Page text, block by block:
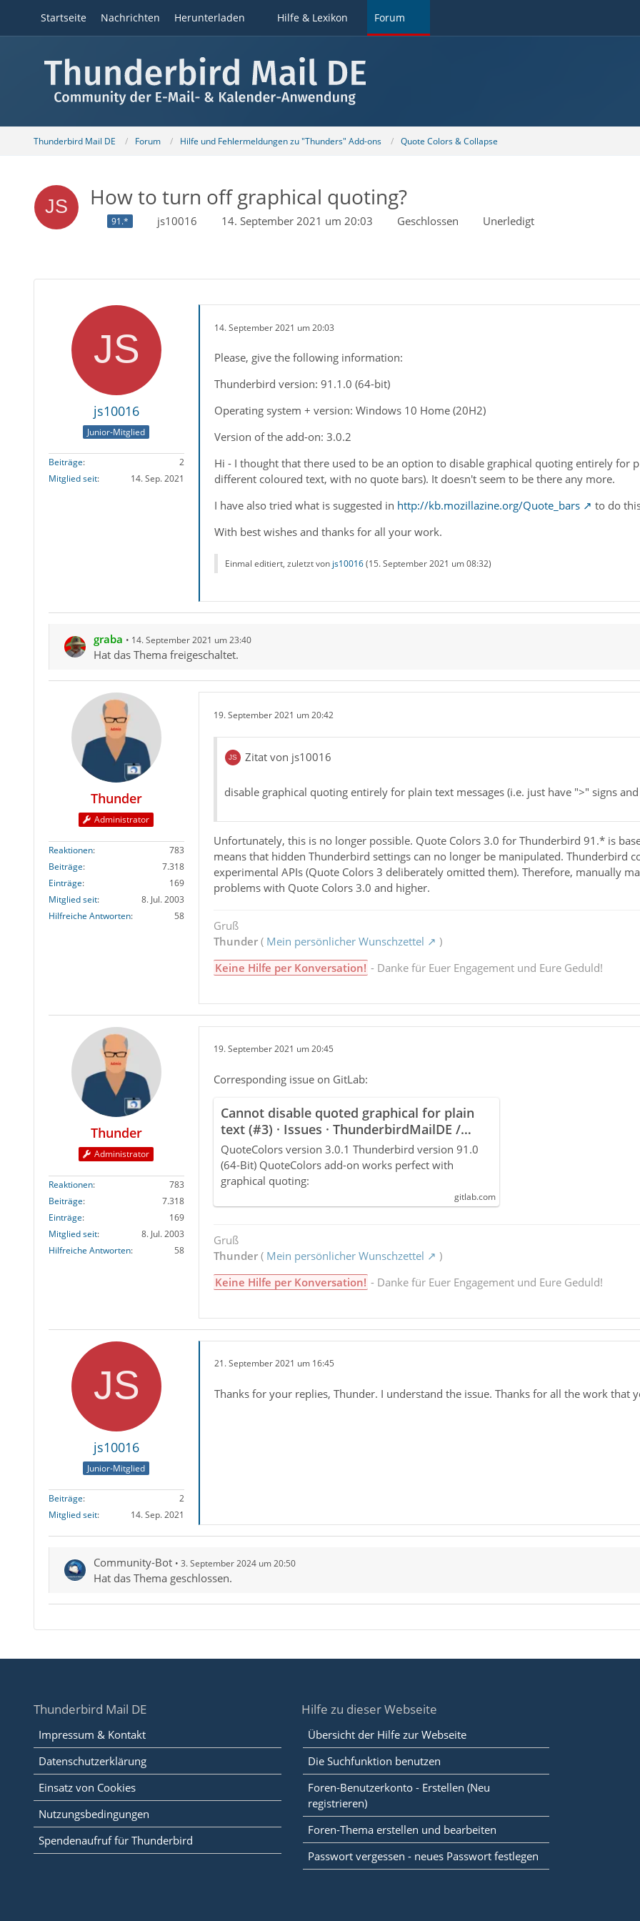
Startseite Nachrichten Herunterladen Hilfe & Lexikon Forum
Thunderbird Mail DE Forum Hilfe und Fehlermeldungen zu "Thunders" Add-ons Quote Colors & Collapse
How to turn off graphical quoting?
91.* js10016 14. September 2021 um 20:03 Geschlossen Unerledigt
js10016
Junior-Mitglied
Beiträge
2
Mitglied seit
14. Sep. 2021
14. September 2021 um 20:03
Please, give the following information:
Thunderbird version: 91.1.0 (64-bit)
Operating system + version: Windows 10 Home (20H2)
Version of the add-on: 3.0.2
Hi - I thought that there used to be an option to disable graphical quoting entirely for
different coloured text, with no quote bars). It doesn't seem to be there any more.
I have also tried what is suggested in http://kb.mozillazine.org/Quote_bars
to do
With best wishes and thanks for all your work.
Einmal editiert, zuletzt von js10016(15. September 2021 um 08:32)
graba 14. September 2021 um 23:40
Hat das Thema freigeschaltet.
Thunder
Administrator
Reaktionen
783
Beiträge
7.318
Einträge
169
Mitglied seit
8. Jul. 2003
Hilfreiche Antworten
58
19. September 2021 um 20:42
Zitat von js10016
disable graphical quoting entirely for plain text messages (i.e. just have ">" signs
Unfortunately, this is no longer possible. Quote Colors 3.0 for Thunderbird 91.* is
means that hidden Thunderbird settings can no longer be manipulated. Thunderbird
experimental APIs (Quote Colors 3 deliberately omitted them). Therefore, manually
problems with Quote Colors 3.0 and higher.
Gruß
Thunder( Mein persönlicher Wunschzettel
)
Keine Hilfe per Konversation! - Danke für Euer Engagement und Eure Geduld!
Thunder
Administrator
Reaktionen
783
Beiträge
7.318
Einträge
169
Mitglied seit
8. Jul. 2003
Hilfreiche Antworten
58
19. September 2021 um 20:45
Corresponding issue on GitLab:
Cannot disable quoted graphical for plain
text (#3) · Issues · ThunderbirdMailDE /
Quote Colors
QuoteColors version 3.0.1 Thunderbird version 91.0
(64-Bit) QuoteColors add-on works perfect with
graphical quoting:
gitlab.com
Gruß
Thunder( Mein persönlicher Wunschzettel
)
Keine Hilfe per Konversation! - Danke für Euer Engagement und Eure Geduld!
js10016
Junior-Mitglied
Beiträge
2
Mitglied seit
14. Sep. 2021
21. September 2021 um 16:45
Thanks for your replies, Thunder. I understand the issue. Thanks for all the work that
Community-Bot 3. September 2024 um 20:50
Hat das Thema geschlossen.
Thunderbird Mail DE
Impressum & Kontakt
Datenschutzerklärung
Einsatz von Cookies
Nutzungsbedingungen
Spendenaufruf für Thunderbird
Hilfe zu dieser Webseite
Übersicht der Hilfe zur Webseite
Die Suchfunktion benutzen
Foren-Benutzerkonto - Erstellen (Neu
registrieren)
Foren-Thema erstellen und bearbeiten
Passwort vergessen - neues Passwort festlegen